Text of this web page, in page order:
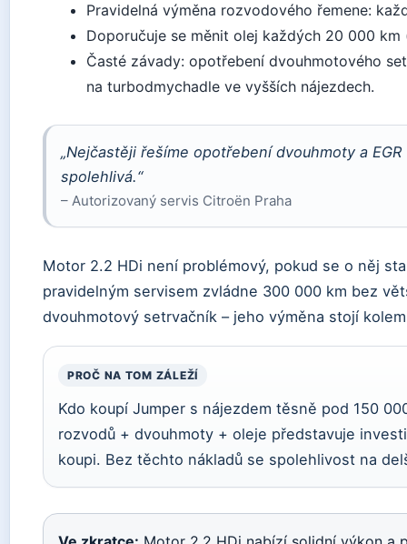
Pravidelná výměna rozvodového řemene:
Doporučuje se měnit olej každých 20 000
Časté závady: opotřebení dvouhmotového
na turbodmychadle ve vyšších nájezdech.
„Nejčastěji řešíme opotřebení dvouhmoty a
spolehlivá.“
– Autorizovaný servis Citroën Praha
Motor 2.2 HDi není problémový, pokud se o něj
pravidelným servisem zvládne 300 000 km bez
dvouhmotový setrvačník – jeho výměna stojí
PROČ NA TOM ZÁLEŽÍ
Kdo koupí Jumper s nájezdem těsně pod 150
rozvodů + dvouhmoty + oleje představuje
koupi. Bez těchto nákladů se spolehlivost na